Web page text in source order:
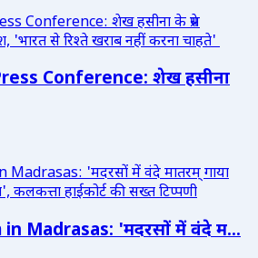
Conference: शेख हसीना
Madrasas: 'मदरसों में वंदे म...